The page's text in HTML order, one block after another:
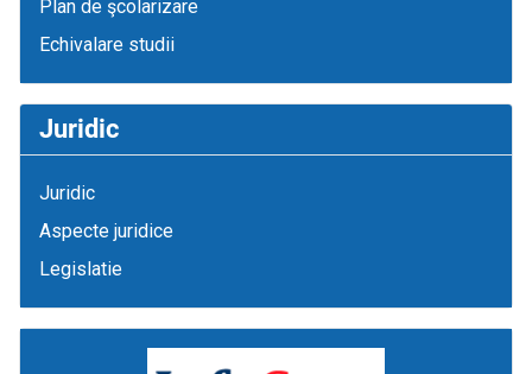
Plan de şcolarizare
Echivalare studii
Juridic
Juridic
Aspecte juridice
Legislatie